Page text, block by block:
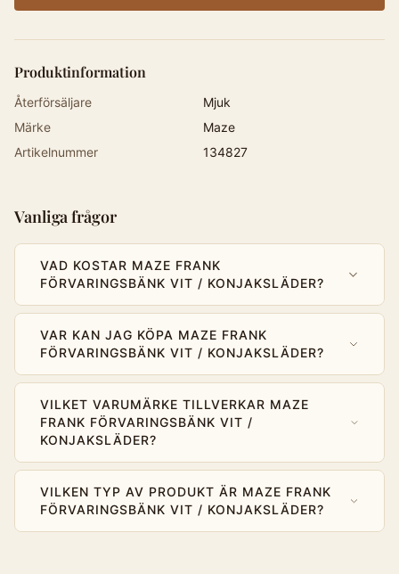
Produktinformation
Återförsäljare
Mjuk
Märke
Maze
Artikelnummer
134827
Vanliga frågor
VAD KOSTAR MAZE FRANK
FÖRVARINGSBÄNK VIT / KONJAKSLÄDER?
VAR KAN JAG KÖPA MAZE FRANK
FÖRVARINGSBÄNK VIT / KONJAKSLÄDER?
VILKET VARUMÄRKE TILLVERKAR MAZE
FRANK FÖRVARINGSBÄNK VIT /
KONJAKSLÄDER?
VILKEN TYP AV PRODUKT ÄR MAZE FRANK
FÖRVARINGSBÄNK VIT / KONJAKSLÄDER?